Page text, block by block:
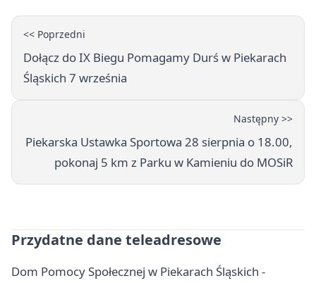
<< Poprzedni
Dołącz do IX Biegu Pomagamy Durś w Piekarach
Śląskich 7 września
Następny >>
Piekarska Ustawka Sportowa 28 sierpnia o 18.00,
pokonaj 5 km z Parku w Kamieniu do MOSiR
Przydatne dane teleadresowe
Dom Pomocy Społecznej w Piekarach Śląskich -